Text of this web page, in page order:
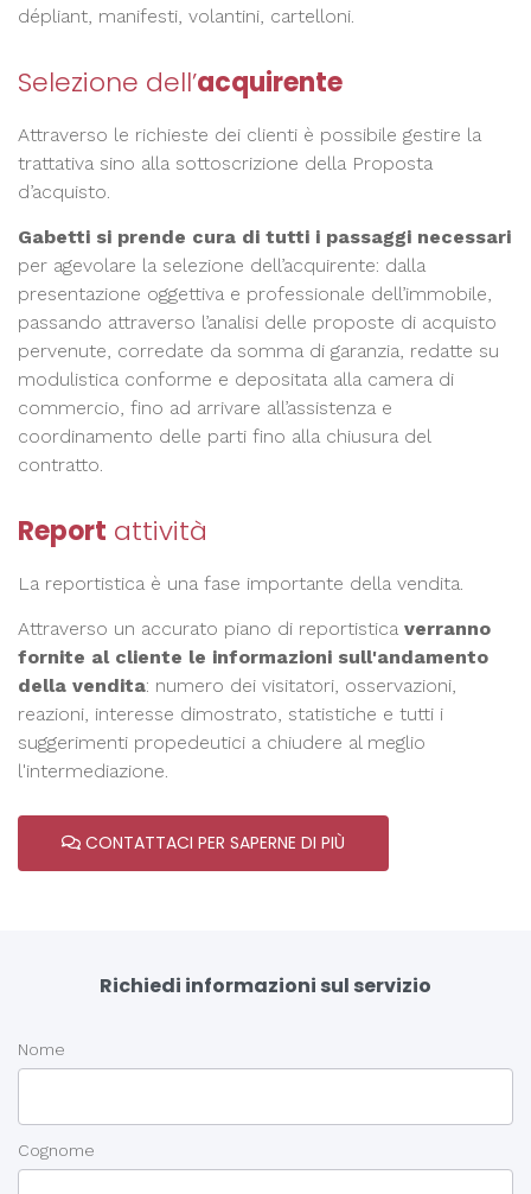
dépliant, manifesti, volantini, cartelloni.
Selezione dell’acquirente
Attraverso le richieste dei clienti è possibile gestire la
trattativa sino alla sottoscrizione della Proposta
d’acquisto.
Gabetti si prende cura di tutti i passaggi necessari
per agevolare la selezione dell’acquirente: dalla
presentazione oggettiva e professionale dell’immobile,
passando attraverso l’analisi delle proposte di acquisto
pervenute, corredate da somma di garanzia, redatte su
modulistica conforme e depositata alla camera di
commercio, fino ad arrivare all’assistenza e
coordinamento delle parti fino alla chiusura del
contratto.
Report attività
La reportistica è una fase importante della vendita.
Attraverso un accurato piano di reportistica verranno
fornite al cliente le informazioni sull'andamento
della vendita: numero dei visitatori, osservazioni,
reazioni, interesse dimostrato, statistiche e tutti i
suggerimenti propedeutici a chiudere al meglio
l'intermediazione.
CONTATTACI PER SAPERNE DI PIÙ
Richiedi informazioni sul servizio
Nome
Cognome